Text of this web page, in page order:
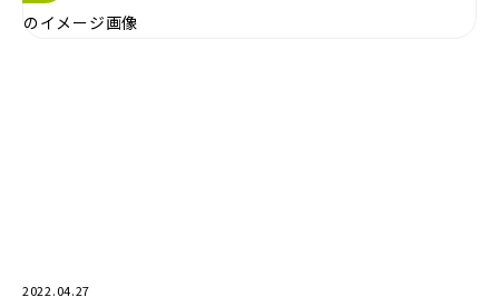
2022.04.27